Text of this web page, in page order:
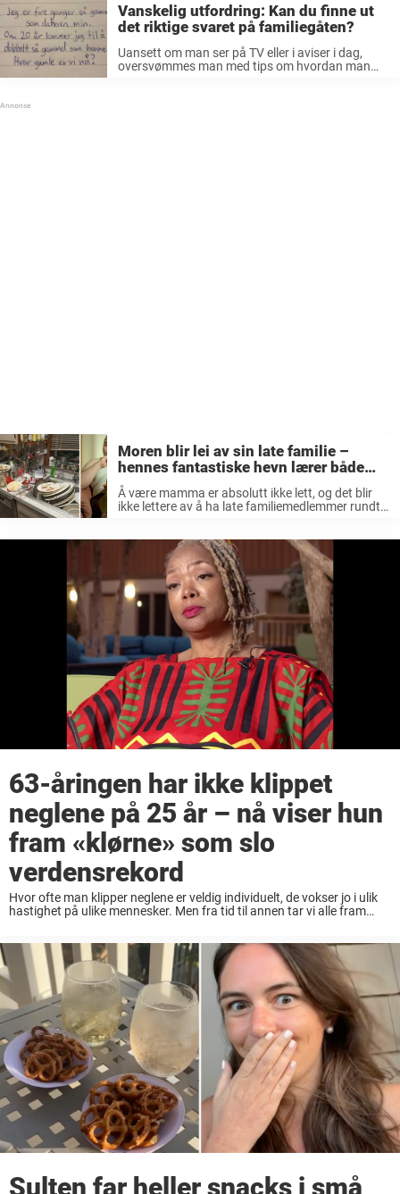
Vanskelig utfordring: Kan du finne ut
det riktige svaret på familiegåten?
Uansett om man ser på TV eller i aviser i dag,
oversvømmes man med tips om hvordan man
Moren blir lei av sin late familie –
hennes fantastiske hevn lærer både
mannen og barna en lekse for livet
Å være mamma er absolutt ikke lett, og det blir
ikke lettere av å ha late familiemedlemmer rundt
63-åringen har ikke klippet
neglene på 25 år – nå viser hun
fram «klørne» som slo
verdensrekord
Hvor ofte man klipper neglene er veldig individuelt, de vokser jo i ulik
hastighet på ulike mennesker. Men fra tid til annen tar vi alle fram
Sulten far heller snacks i små